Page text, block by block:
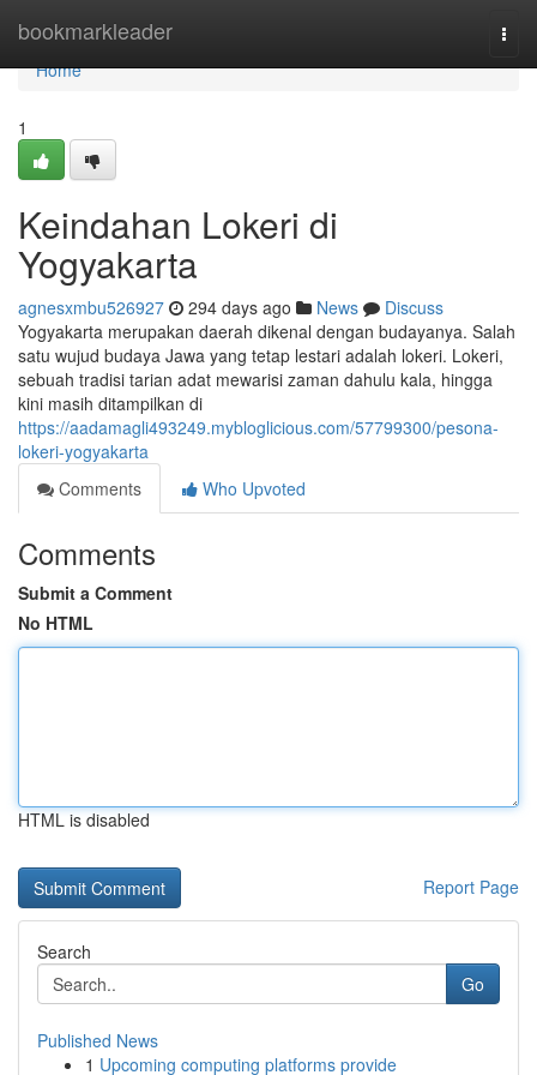
bookmarkleader
Home
Home
1
Keindahan Lokeri di
Yogyakarta
agnesxmbu526927 294 days ago News
Discuss
Yogyakarta merupakan daerah dikenal dengan budayanya. Salah
satu wujud budaya Jawa yang tetap lestari adalah lokeri. Lokeri,
sebuah tradisi tarian adat mewarisi zaman dahulu kala, hingga
kini masih ditampilkan di
https://aadamagli493249.mybloglicious.com/57799300/pesona-
lokeri-yogyakarta
Comments
Who Upvoted
Comments
Submit a Comment
No HTML
HTML is disabled
Report Page
Search
Go
Published News
1 Upcoming computing platforms provide